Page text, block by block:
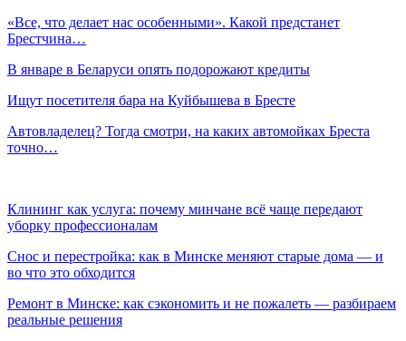
«Все, что делает нас особенными». Какой предстанет
Брестчина…
В январе в Беларуси опять подорожают кредиты
Ищут посетителя бара на Куйбышева в Бресте
Автовладелец? Тогда смотри, на каких автомойках Бреста
точно…
Клининг как услуга: почему минчане всё чаще передают
уборку профессионалам
Снос и перестройка: как в Минске меняют старые дома — и
во что это обходится
Ремонт в Минске: как сэкономить и не пожалеть — разбираем
реальные решения